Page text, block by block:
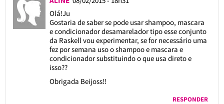
Olá!Ju
Gostaria de saber se pode usar shampoo, mascara
e condicionador desamarelador tipo esse conjunto
da Raskell vou experimentar, se for necessário uma
fez por semana uso o shampoo e mascara e
condicionador substituindo o que usa direto e
isso??
Obrigada Beijoss!!
RESPONDER